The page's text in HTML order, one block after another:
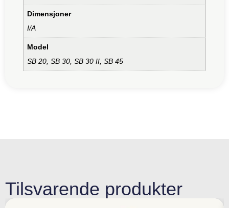
Dimensjoner
I/A
Model
SB 20, SB 30, SB 30 II, SB 45
Tilsvarende produkter